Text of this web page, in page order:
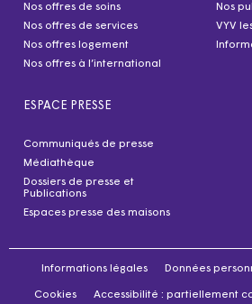
Nos offres de soins
Nos offres de services
Nos offres logement
Nos offres à l’international
Nos
VYV
ESPACE PRESSE
Communiqués de presse
Médiathèque
Dossiers de presse et
Publications
Espaces presse des maisons
Informations légales Données
Cookies Accessibilité : partiellement